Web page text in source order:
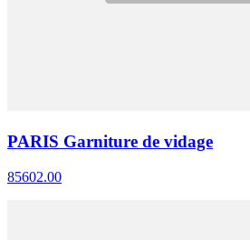
PARIS Garniture de vidage
85602.00